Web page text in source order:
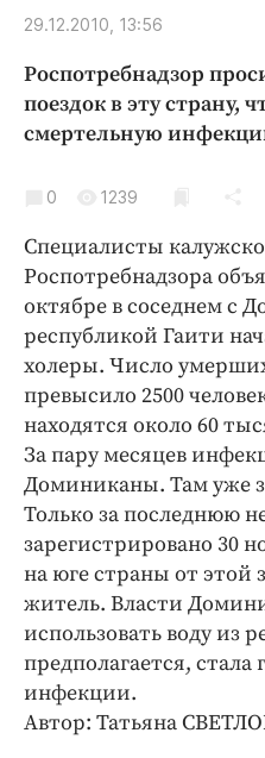
Народные новости
Авто и транспорт
Благоустройство
Криминал
Недвижимость и
Образование
Общество
Погода
Праздники
Происшествия
Спорт
Экономика и
ПРОЕКТЫ
Блоги
Издания
Медиаперсона
Интересное чтиво
Клиника года
Бренд года
29.12.2010, 13:56
Роспотребнадзор
поездок в эту страну,
смертельную
0 1239
Специалисты
Роспотребнадзора
октябре в соседнем с
республикой Гаити
холеры. Число
превысило 2500
находятся около 60
За пару месяцев
Доминиканы. Там уже
Только за последнюю
зарегистрировано 30
на юге страны от этой
житель. Власти
использовать воду из
предполагается,
инфекции.
Автор: Татьяна